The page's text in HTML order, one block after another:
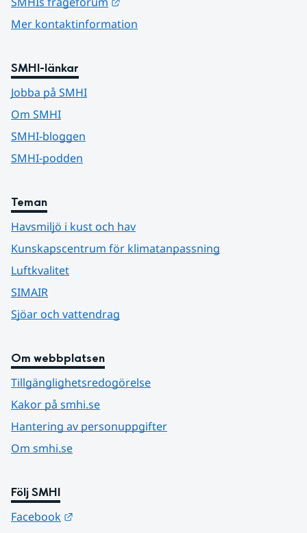
Mer kontaktinformation
SMHI-länkar
Jobba på SMHI
Om SMHI
SMHI-bloggen
SMHI-podden
Teman
Havsmiljö i kust och hav
Kunskapscentrum för klimatanpassning
Luftkvalitet
SIMAIR
Sjöar och vattendrag
Om webbplatsen
Tillgänglighetsredogörelse
Kakor på smhi.se
Hantering av personuppgifter
Om smhi.se
Följ SMHI
Facebook